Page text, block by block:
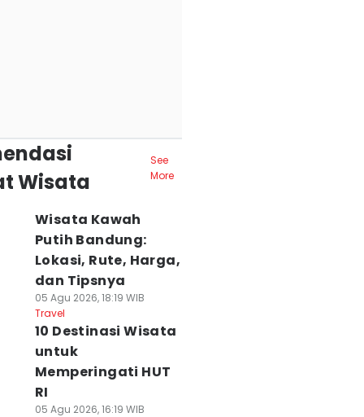
Wisata
See
More
Wisata Kawah
Putih Bandung:
Lokasi, Rute, Harga,
dan Tipsnya
05 Agu 2026, 18:19 WIB
Travel
10 Destinasi Wisata
untuk
Memperingati HUT
RI
05 Agu 2026, 16:19 WIB